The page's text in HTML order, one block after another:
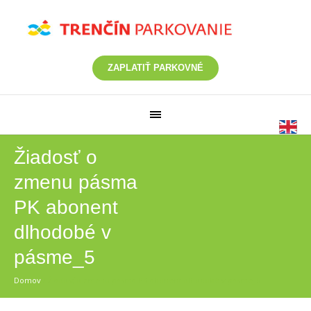
ZAPLATIŤ PARKOVNÉ
Žiadosť o
zmenu pásma
PK abonent
dlhodobé v
pásme_5
Domov